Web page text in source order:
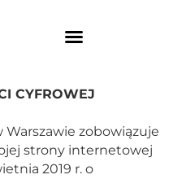
CYFROWEJ
zobowiązuje
strony internetowej
2019 r. o